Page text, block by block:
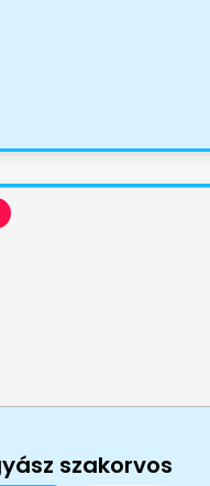
szakorvos